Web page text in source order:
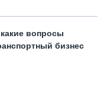
вопросы
бизнес